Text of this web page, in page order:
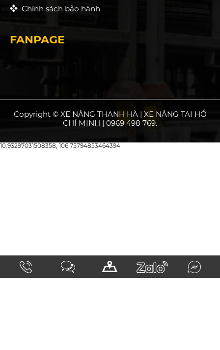
Chính sách bảo hành
FANPAGE
Copyright © XE NÂNG THANH HÀ | XE NÂNG TẠI HỒ
CHÍ MINH | 0969 498 769.
10.93297031508358, 106.75794853464394